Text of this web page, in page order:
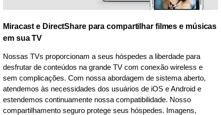
Miracast e DirectShare para compartilhar filmes e músicas
em sua TV
Nossas TVs proporcionam a seus hóspedes a liberdade para
desfrutar de conteúdos na grande TV com conexão wireless e
sem complicações. Com nossa abordagem de sistema aberto,
atendemos às necessidades dos usuários de iOS e Android e
estendemos continuamente nossa compatibilidade. Nosso
compartilhamento seguro protege seus hóspedes. Imagens,